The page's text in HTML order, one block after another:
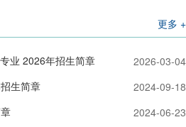
更多 +
业 2026年招生简章
2026-03-04
生简章
2024-09-18
2024-06-23